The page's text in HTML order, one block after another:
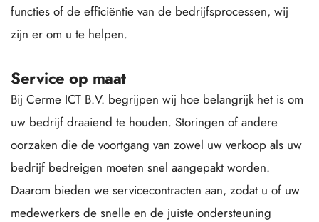
functies of de efficiëntie van de bedrijfsprocessen, wij
zijn er om u te helpen.
Service op maat
Bij Cerme ICT B.V. begrijpen wij hoe belangrijk het is om
uw bedrijf draaiend te houden. Storingen of andere
oorzaken die de voortgang van zowel uw verkoop als uw
bedrijf bedreigen moeten snel aangepakt worden.
Daarom bieden we servicecontracten aan, zodat u of uw
medewerkers de snelle en de juiste ondersteuning